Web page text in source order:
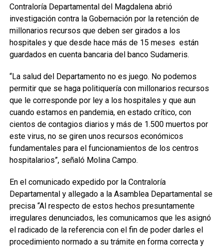
Contraloría Departamental del Magdalena abrió
investigación contra la Gobernación por la retención de
millonarios recursos que deben ser girados a los
hospitales y que desde hace más de 15 meses están
guardados en cuenta bancaria del banco Sudameris.
“La salud del Departamento no es juego. No podemos
permitir que se haga politiquería con millonarios recursos
que le corresponde por ley a los hospitales y que aun
cuando estamos en pandemia, en estado crítico, con
cientos de contagios diarios y más de 1.500 muertos por
este virus, no se giren unos recursos económicos
fundamentales para el funcionamientos de los centros
hospitalarios”, señaló Molina Campo.
En el comunicado expedido por la Contraloría
Departamental y allegado a la Asamblea Departamental se
precisa “Al respecto de estos hechos presuntamente
irregulares denunciados, les comunicamos que les asignó
el radicado de la referencia con el fin de poder darles el
procedimiento normado a su trámite en forma correcta y